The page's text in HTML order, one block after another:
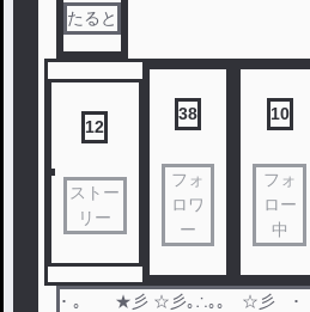
たると
12
ストー
リー
38
フォ
ロワ
ー
10
フォ
ロー
中
･ ｡ ★彡 ☆彡｡∴｡｡ ☆彡 ･